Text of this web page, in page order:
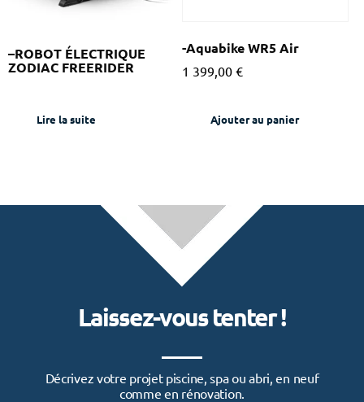
–ROBOT ÉLECTRIQUE
ZODIAC FREERIDER
Lire la suite
-Aquabike WR5 Air
1 399,00 €
Ajouter au panier
Laissez-vous tenter !
Décrivez votre projet piscine, spa ou abri, en neuf
comme en rénovation.